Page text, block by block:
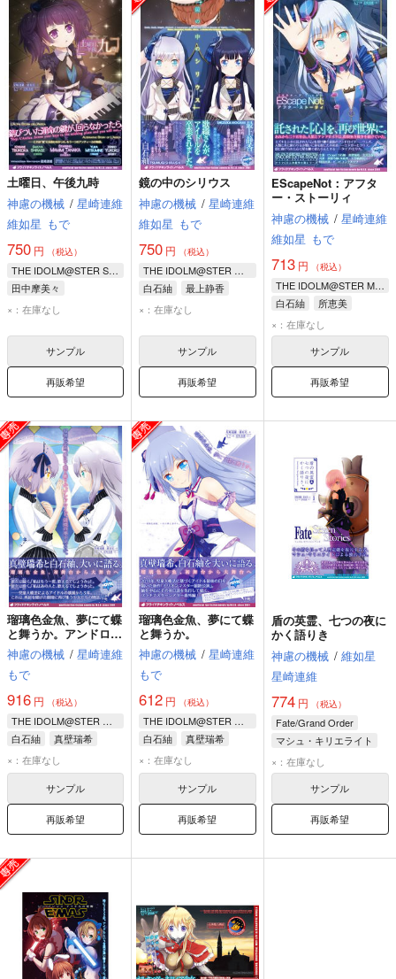
土曜日、午後九時
神慮の機械 / 星崎連維
維如星 もで
750 円 （税込）
THE IDOLM@STER SHINY COLORS
田中摩美々
アンティーカ
×：在庫なし
サンプル
再販希望
鏡の中のシリウス
神慮の機械 / 星崎連維
維如星 もで
750 円 （税込）
THE IDOLM@STER MILLION LIVE!
白石紬
最上静香
桜守歌織
×：在庫なし
サンプル
再販希望
EScapeNot：アフタ
ー・ストーリィ
神慮の機械 / 星崎連維
維如星 もで
713円 （税込）
THE IDOLM@STER MILLION LIVE!
白石紬
所恵美
天空橋朋花
×：在庫なし
サンプル
再販希望
瑠璃色金魚、夢にて蝶
と舞うか。アンドロイ
ド、胡蝶の夢を見る
か。
神慮の機械 / 星崎連維
もで
916 円 （税込）
THE IDOLM@STER MILLION LIVE!
白石紬
真壁瑞希
×：在庫なし
サンプル
再販希望
瑠璃色金魚、夢にて蝶
と舞うか。
神慮の機械 / 星崎連維
もで
612 円 （税込）
THE IDOLM@STER MILLION LIVE!
白石紬
真壁瑞希
×：在庫なし
サンプル
再販希望
盾の英霊、七つの夜に
かく語りき
神慮の機械 / 維如星
星崎連維
774円 （税込）
Fate/Grand Order
マシュ・キリエライト
藤丸立香（ぐだ子）
×：在庫なし
サンプル
再販希望